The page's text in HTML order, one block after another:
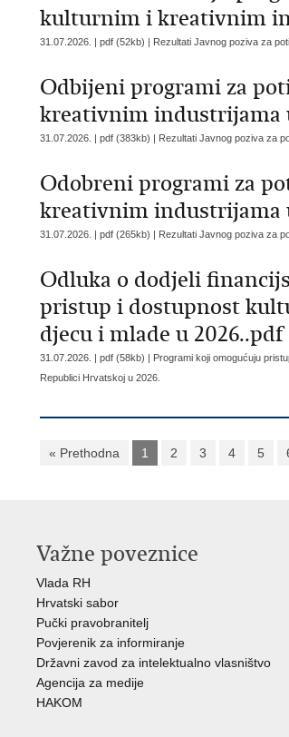
kulturnim i kreativnim
31.07.2026. | pdf (52kb) | Rezultati Javnog poziva za
Odbijeni programi za
kreativnim industrijama
31.07.2026. | pdf (383kb) | Rezultati Javnog poziva za
Odobreni programi za
kreativnim industrijama
31.07.2026. | pdf (265kb) | Rezultati Javnog poziva za
Odluka o dodjeli
pristup i dostupnost
djecu i mlade u 2026..pdf
31.07.2026. | pdf (58kb) | ​Programi koji omogućuju
Republici Hrvatskoj u 2026.
« Prethodna 1 2 3 4 5
Važne poveznice
Vlada RH
Hrvatski sabor
Pučki pravobranitelj
Povjerenik za informiranje
Državni zavod za intelektualno vlasništvo
Agencija za medije
HAKOM